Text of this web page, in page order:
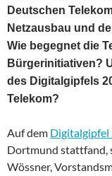
Deutschen
Netzausbau und
Wie begegnet die
Bürgerinitiativen?
des Digitalgipfels
Telekom?
Auf dem Digitalgipfel
Dortmund stattfand,
Wössner,